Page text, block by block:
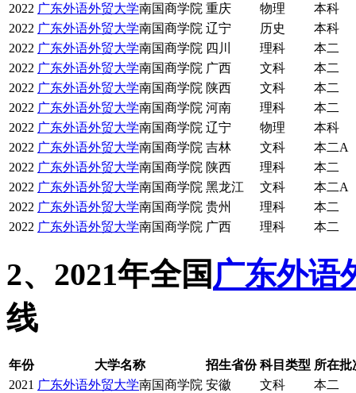
2022 广东外语外贸大学南国商学院 重庆 物理
本科
2022 广东外语外贸大学南国商学院 辽宁 历史
本科
2022 广东外语外贸大学南国商学院 四川 理科
本二
2022 广东外语外贸大学南国商学院 广西 文科
本二
2022 广东外语外贸大学南国商学院 陕西 文科
本二
2022 广东外语外贸大学南国商学院 河南 理科
本二
2022 广东外语外贸大学南国商学院 辽宁 物理
本科
2022 广东外语外贸大学南国商学院 吉林 文科
本二A
2022 广东外语外贸大学南国商学院 陕西 理科
本二
2022 广东外语外贸大学南国商学院 黑龙江 文科
本二A
2022 广东外语外贸大学南国商学院 贵州 理科
本二
2022 广东外语外贸大学南国商学院 广西 理科 本二
2、2021年全国 广东外语
线
年份 大学名称 招生省份 科目类型 所在批
2021 广东外语外贸大学南国商学院 安徽 文科
本二